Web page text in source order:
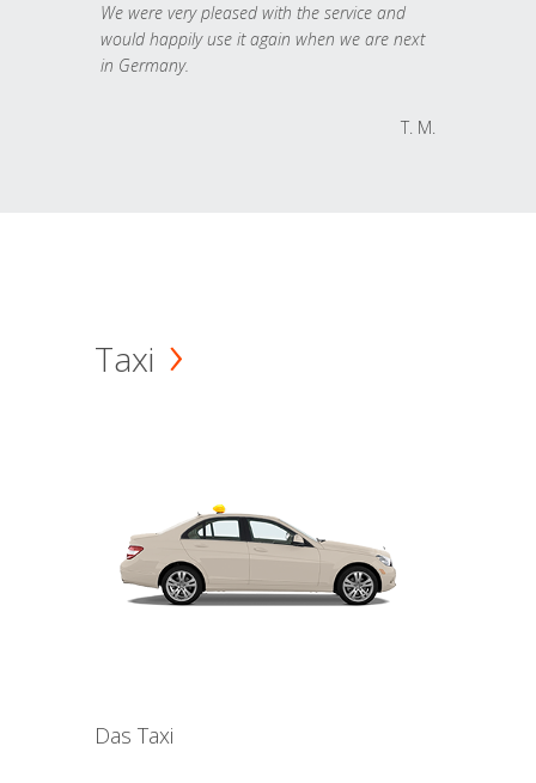
We were very pleased with the service and
would happily use it again when we are next
in Germany.
T. M.
Taxi
Das Taxi